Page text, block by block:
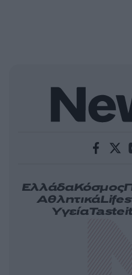
ΕλλάδαΚόσμος
Αθλητικά
ΥγείαTasteit